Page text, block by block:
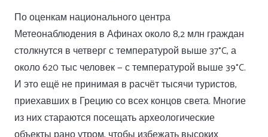
По оценкам национального центра
Метеонаблюдения в Афинах около 8,2 млн граждан
столкнутся в четверг с температурой выше 37°C, а
около 620 тыс человек — с температурой выше 39°C.
И это ещё не принимая в расчёт тысячи туристов,
приехавших в Грецию со всех концов света. Многие
из них стараются посещать археологические